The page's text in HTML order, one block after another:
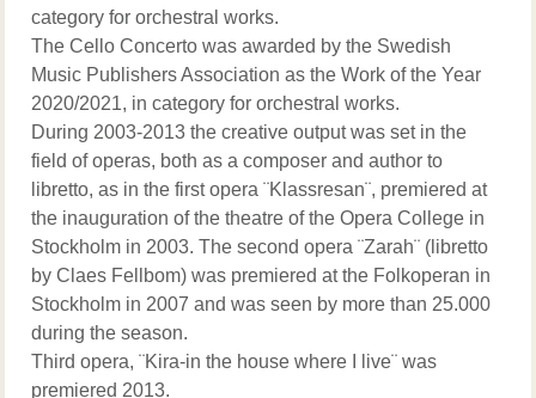
category for orchestral works.
The Cello Concerto was awarded by the Swedish
Music Publishers Association as the Work of the Year
2020/2021, in category for orchestral works.
During 2003-2013 the creative output was set in the
field of operas, both as a composer and author to
libretto, as in the first opera ¨Klassresan¨, premiered at
the inauguration of the theatre of the Opera College in
Stockholm in 2003. The second opera ¨Zarah¨ (libretto
by Claes Fellbom) was premiered at the Folkoperan in
Stockholm in 2007 and was seen by more than 25.000
during the season.
Third opera, ¨Kira-in the house where I live¨ was
premiered 2013.